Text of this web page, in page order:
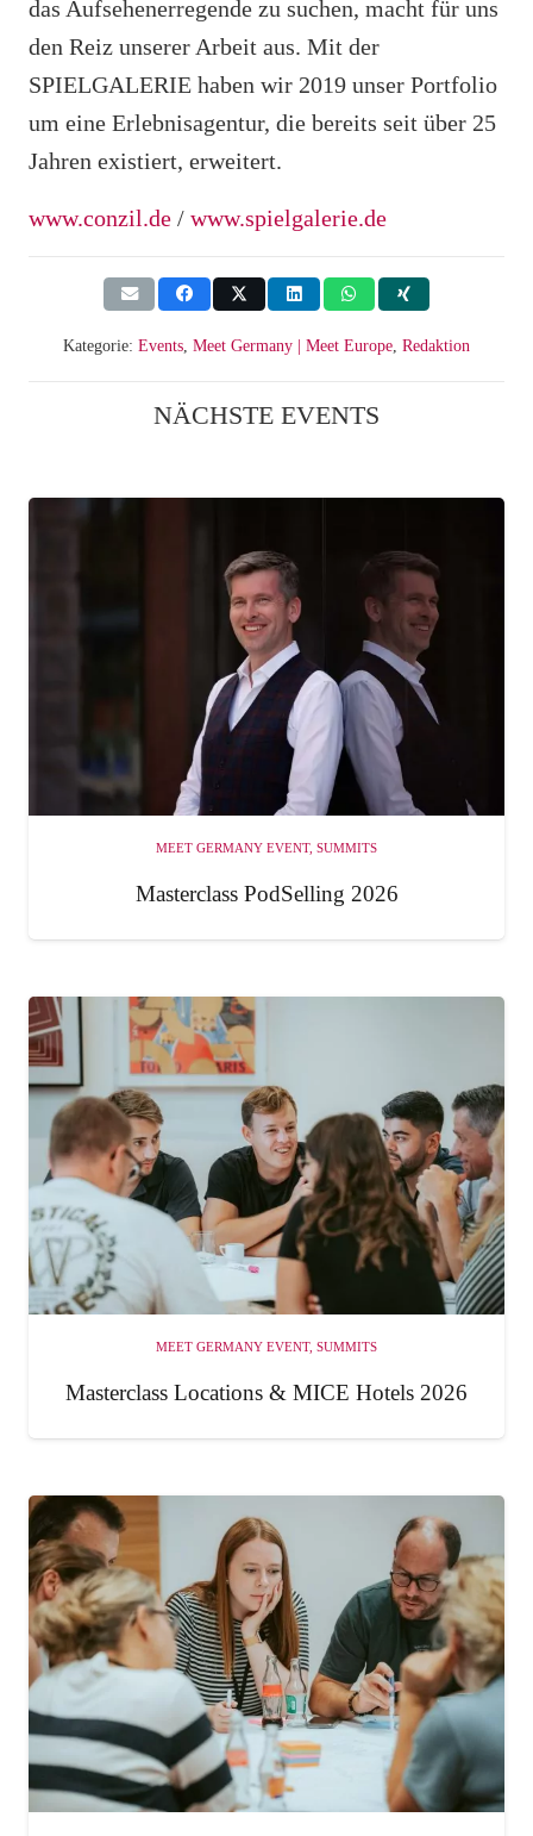
das Aufsehenerregende zu suchen, macht für uns
den Reiz unserer Arbeit aus. Mit der
SPIELGALERIE haben wir 2019 unser Portfolio
um eine Erlebnisagentur, die bereits seit über 25
Jahren existiert, erweitert.
www.conzil.de / www.spielgalerie.de
Kategorie: Events Meet Germany | Meet Europe Redaktion
NÄCHSTE EVENTS
MEET GERMANY EVENT, SUMMITS
Masterclass PodSelling 2026
MEET GERMANY EVENT, SUMMITS
Masterclass Locations & MICE Hotels 2026